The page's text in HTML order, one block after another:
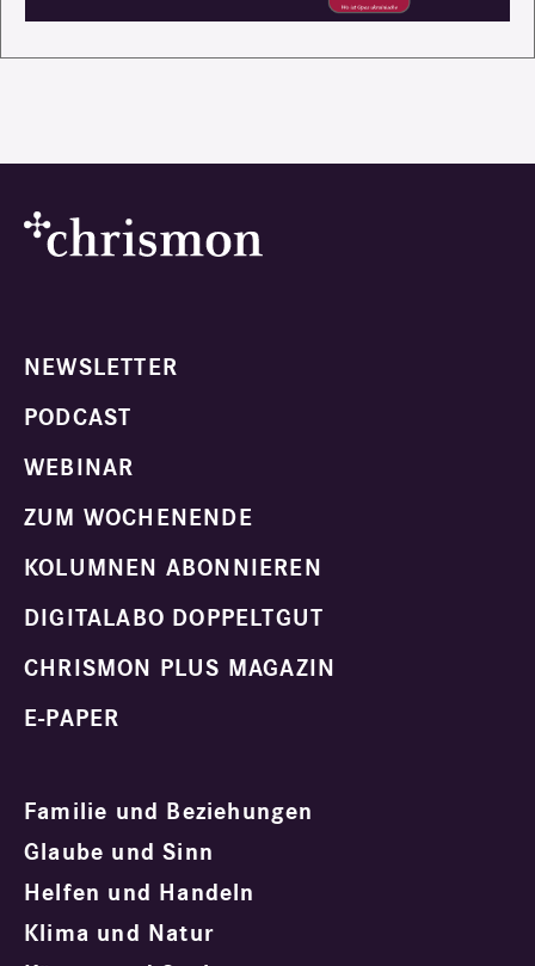
NEWSLETTER
PODCAST
WEBINAR
ZUM WOCHENENDE
KOLUMNEN ABONNIEREN
DIGITALABO DOPPELTGUT
CHRISMON PLUS MAGAZIN
E-PAPER
Familie und Beziehungen
Glaube und Sinn
Helfen und Handeln
Klima und Natur